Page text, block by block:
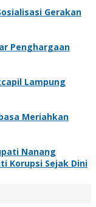
Gerakan
Penghargaan
Lampung
Meriahkan
Nanang
Korupsi Sejak Dini